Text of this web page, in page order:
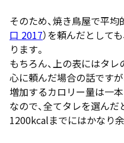
そのため、焼き鳥屋で平均
口 2017）を頼んだとして
ります。
もちろん、上の表にはタ
心に頼んだ場合の話です
増加するカロリー量は一
なので、全てタレを選んだ
1200kcalまでにはかなり